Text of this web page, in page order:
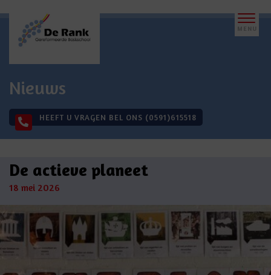
Nieuws
HEEFT U VRAGEN BEL ONS (0591)615518
De actieve planeet
18 mei 2026